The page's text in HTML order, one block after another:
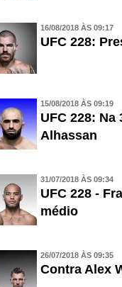
16/08/2018 ÀS 09:17
UFC 228:
15/08/2018 ÀS 09:19
UFC 228:
Alhassan
31/07/2018 ÀS 09:34
UFC 228 -
médio
26/07/2018 ÀS 09:35
Contra Alex